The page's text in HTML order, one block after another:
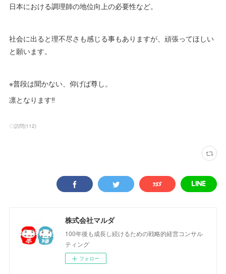
日本における調理師の地位向上の必要性など。
社会に出ると理不尽さも感じる事もありますが、頑張ってほしい
と願います。
※普段は聞かない、仰げば尊し。
凛となります‼︎
◇訪問(112)
株式会社マルダ
100年後も成長し続けるための戦略的経営コンサル
ティング
フォロー